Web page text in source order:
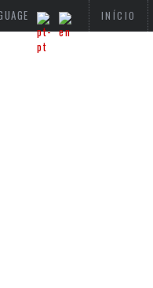
INÍCIO